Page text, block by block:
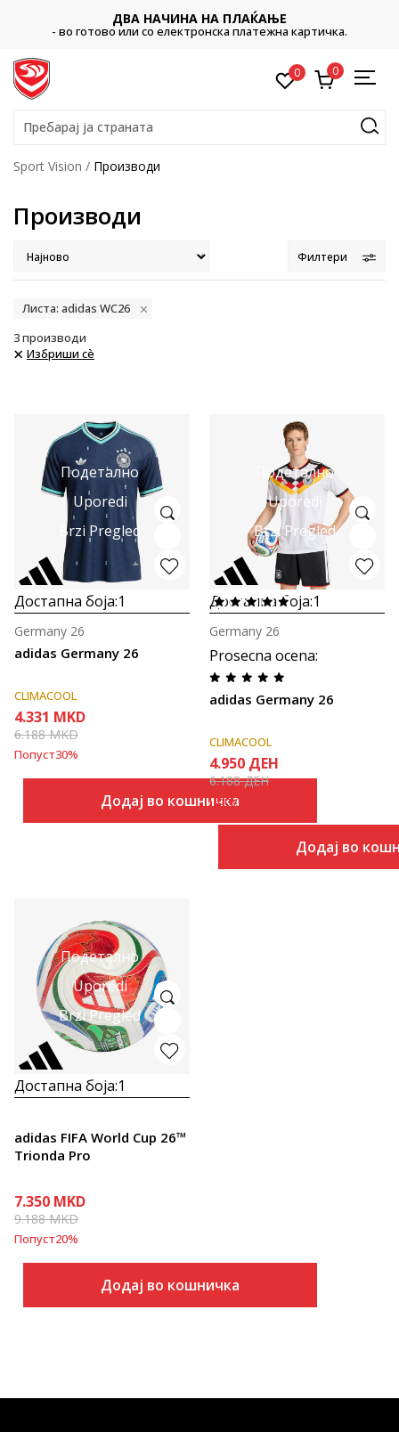
ДВА НАЧИНА НА ПЛАЌАЊЕ
- во готово или со електронска платежна картичка.
0 0
Пребарај ја страната
Sport Vision Производи
Производи
Филтери
Листа: adidas WC26
3производи
Избриши сè
Подетално
Uporedi
Brzi Pregled
Достапна боја:1
adidas Germany 26
Germany 26
CLIMACOOL
4.331 MKD
6.188MKD
Попуст30%
Додај во кошничка
Подетално
Uporedi
Brzi Pregled
Достапна боја:1
Prosecna ocena:
adidas Germany 26
Germany 26
CLIMACOOL
4.950 ДЕН
6.188ДЕН
Попуст
Додај во
Подетално
Uporedi
Brzi Pregled
Достапна боја:1
adidas FIFA World Cup 26™
Trionda Pro
7.350 MKD
9.188MKD
Попуст20%
Додај во кошничка